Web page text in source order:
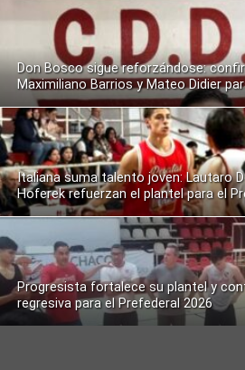
Don Bosco sigue reforzándose:
Maximiliano Barrios y Mateo Didier
Italiana suma talento joven: Lautaro
Hoferek refuerzan el plantel para el
Progresista fortalece su plantel y
regresiva para el Prefederal 2026